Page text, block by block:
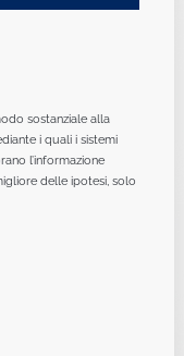
sostanziale alla
i quali i sistemi
l’informazione
delle ipotesi, solo